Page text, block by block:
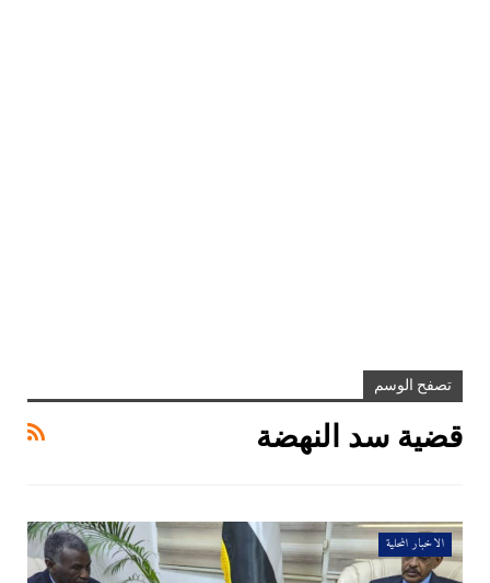
تصفح الوسم
قضية سد النهضة
الاخبار المحلية